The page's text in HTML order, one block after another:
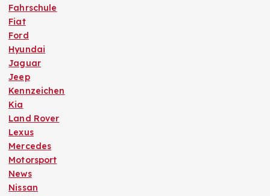
Fahrschule
Fiat
Ford
Hyundai
Jaguar
Jeep
Kennzeichen
Kia
Land Rover
Lexus
Mercedes
Motorsport
News
Nissan